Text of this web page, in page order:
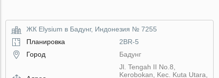
ЖК Elysium в Бадунг, Индонезия № 7255
Планировка
2BR-5
Город
Бадунг
Jl. Tengah II No.8,
Kerobokan, Kec. Kuta Utara,